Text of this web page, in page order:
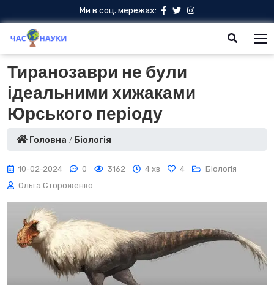
Ми в соц. мережах:
Тиранозаври не були
ідеальними хижаками
Юрського періоду
Головна Біологія
10-02-2024 0 3162 4 хв 4
Біологія
Ольга Стороженко